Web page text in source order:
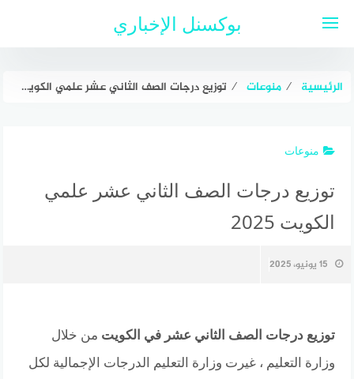
بوكسنل الإخباري
الرئيسية ⁄ منوعات ⁄ توزيع درجات الصف الثاني عشر علمي الكويت 2025
منوعات
توزيع درجات الصف الثاني عشر علمي
الكويت 2025
15 يونيو، 2025
توزيع درجات الصف الثاني عشر في الكويت من خلال
وزارة التعليم ، غيرت وزارة التعليم الدرجات الإجمالية لكل